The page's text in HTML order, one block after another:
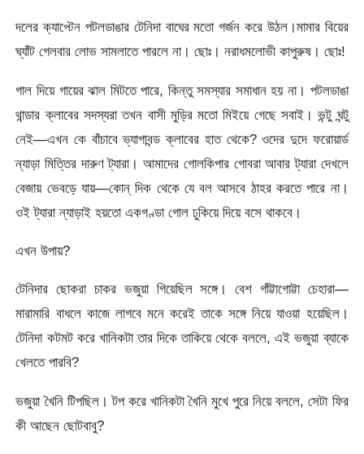
দলের ক্যাপ্টেন পটলডাঙার টেনিদা বাঘের মতো গর্জন করে উঠল।মামার বিয়ের
ঘ্যাঁট গেলবার লোভ সামলাতে পারলে না। ছোঃ। নরাধমলোভী কাপুরুষ। ছোঃ!
গাল দিয়ে গায়ের ঝাল মিটতে পারে, কিন্তু সমস্যার সমাধান হয় না। পটলডাঙা
থান্ডার ক্লাবের সদস্যরা তখন বাসী মুড়ির মতো মিইয়ে গেছে সবাই। ভন্টু ঘন্টু
নেই—এখন কে বাঁচাবে ভ্যাগাবন্ড ক্লাবের হাত থেকে? ওদের দুদে ফরোয়ার্ড
ন্যাড়া মিত্তির দারুণ ট্যারা। আমাদের গোলকিপার গোবরা আবার ট্যারা দেখলে
বেজায় ভেবড়ে যায়—কোন্ দিক থেকে যে বল আসবে ঠাহর করতে পারে না।
ওই ট্যারা ন্যাড়াই হয়তো একগণ্ডা গোল ঢুকিয়ে দিয়ে বসে থাকবে।
এখন উপায়?
টেনিদার ছোকরা চাকর ভজুয়া গিয়েছিল সঙ্গে। বেশ গাঁট্টাগোট্টা চেহারা—
মারামারি বাধলে কাজে লাগবে মনে করেই তাকে সঙ্গে নিয়ে যাওয়া হয়েছিল।
টেনিদা কটমট করে খানিকটা তার দিকে তাকিয়ে থেকে বললে, এই ভজুয়া ব্যাকে
খেলতে পারবি?
ভজুয়া খৈনি টিপছিল। টপ করে খানিকটা খৈনি মুখে পুরে নিয়ে বললে, সেটা ফির
কী আছেন ছোটবাবু?